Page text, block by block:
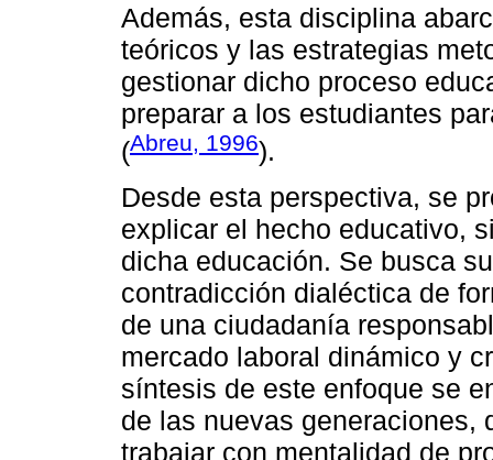
Además, esta disciplina
teóricos y las estrategias
gestionar dicho proceso
preparar a los estudiantes
(Abreu, 1996).
Desde esta perspectiva, se
explicar el hecho educativo,
dicha educación. Se busca
contradicción dialéctica de
de una ciudadanía
mercado laboral dinámico y
síntesis de este enfoque se
de las nuevas generaciones,
trabajar con mentalidad de